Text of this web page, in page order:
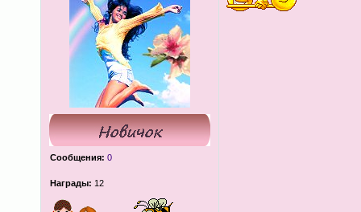
Сообщения: 0
Награды: 12